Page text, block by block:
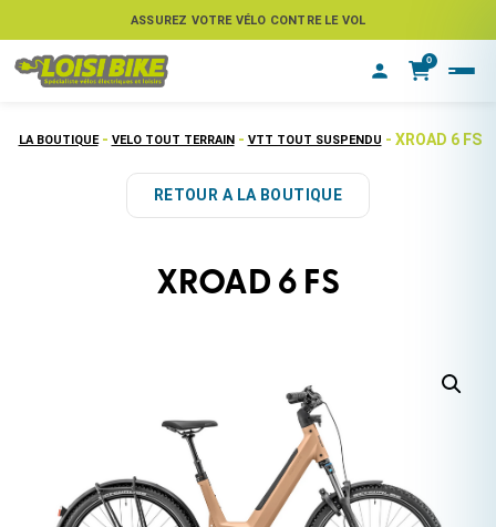
ASSUREZ VOTRE VÉLO CONTRE LE VOL
0
LA BOUTIQUE - VELO TOUT TERRAIN - VTT TOUT SUSPENDU - XROAD 6 FS
RETOUR A LA BOUTIQUE
XROAD 6 FS